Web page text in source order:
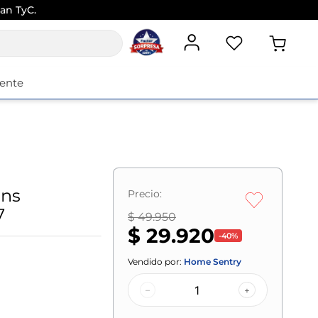
TyC.
Precio:
$ 49.950
$ 29.920 -40%
Vendido por: Home Sentry
– +